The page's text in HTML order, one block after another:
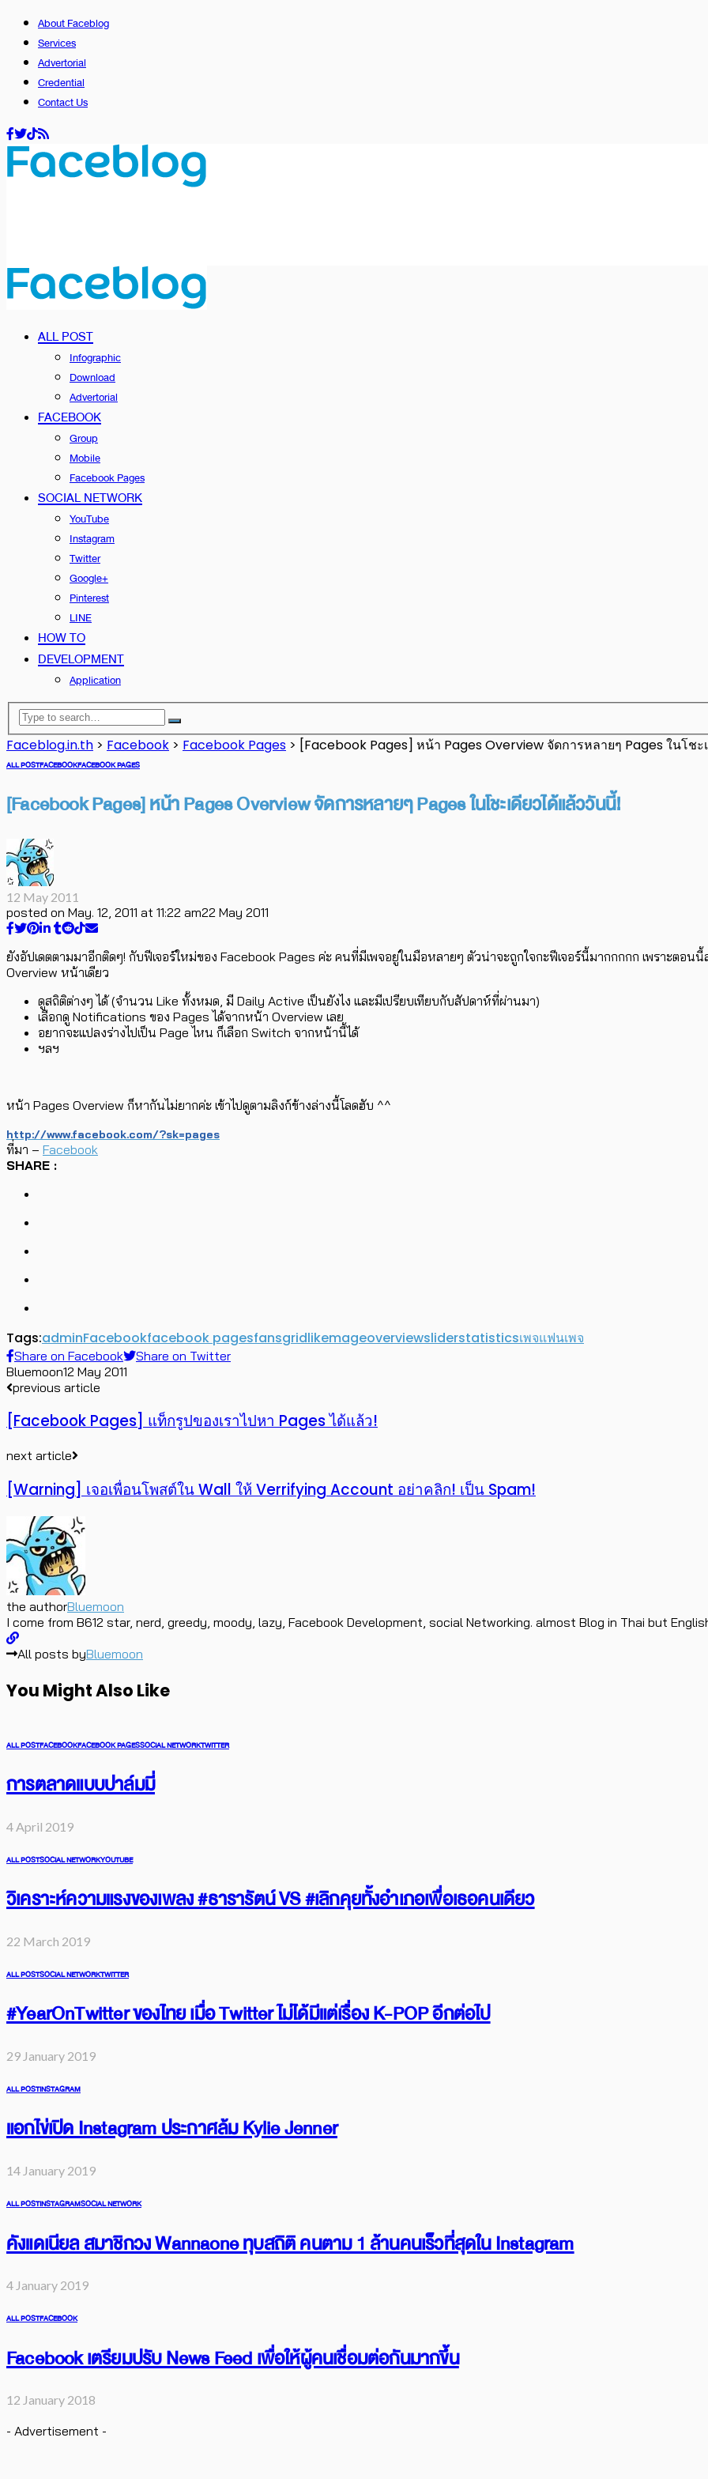
About Faceblog
Services
Advertorial
Credential
Contact Us
ALL POST
Infographic
Download
Advertorial
FACEBOOK
Group
Mobile
Facebook Pages
SOCIAL NETWORK
YouTube
Instagram
Twitter
Google+
Pinterest
LINE
HOW TO
DEVELOPMENT
Application
Faceblog.in.th > Facebook > Facebook Pages > [Facebook Pages] หน้า Pages Overview จัดการหลายๆ Pages ในโชะ
ALL POSTFACEBOOKFACEBOOK PAGES
[Facebook Pages] หน้า Pages Overview จัดการหลายๆ Pages ในโชะเดียวได้แล้ววันนี้!
12 May 2011
posted on May. 12, 2011 at 11:22 am22 May 2011
ยังอัปเดตตามมาอีกติดๆ! กับฟีเจอร์ใหม่ของ Facebook Pages ค่ะ คนที่มีเพจอยู่ในมือหลายๆ ตัวน่าจะถูกใจกะฟีเจอร์นี้มากกกกก เพราะตอ
Overview หน้าเดียว
ดูสถิติต่างๆ ได้ (จำนวน Like ทั้งหมด, มี Daily Active เป็นยังไง และมีเปรียบเทียบกับสัปดาห์ที่ผ่านมา)
เลือกดู Notifications ของ Pages ได้จากหน้า Overview เลย
อยากจะแปลงร่างไปเป็น Page ไหน ก็เลือก Switch จากหน้านี้ได้
ฯลฯ
หน้า Pages Overview ก็หากันไม่ยากค่ะ เข้าไปดูตามลิงก์ข้างล่างนี้โลดฮับ ^^
http://www.facebook.com/?sk=pages
ที่มา – Facebook
SHARE :
Tags:adminFacebookfacebook pagesfansgridlikemageoverviewsliderstatisticsเพจแฟนเพจ
Share on Facebook
Share on Twitter
Bluemoon12 May 2011
previous article
[Facebook Pages] แท็กรูปของเราไปหา Pages ได้แล้ว!
next article
[Warning] เจอเพื่อนโพสต์ใน Wall ให้ Verrifying Account อย่าคลิก! เป็น Spam!
the authorBluemoon
I come from B612 star, nerd, greedy, moody, lazy, Facebook Development, social Networking. almost Blog in Thai but
All posts byBluemoon
You Might Also Like
ALL POSTFACEBOOKFACEBOOK PAGESSOCIAL NETWORKTWITTER
การตลาดแบบปาล์มมี่
4 April 2019
ALL POSTSOCIAL NETWORKYOUTUBE
วิเคราะห์ความแรงของเพลง #ธารารัตน์ VS #เลิกคุยทั้งอำเภอเพื่อเธอคนเดียว
22 March 2019
ALL POSTSOCIAL NETWORKTWITTER
#YearOnTwitter ของไทย เมื่อ Twitter ไม่ได้มีแต่เรื่อง K-POP อีกต่อไป
29 January 2019
ALL POSTINSTAGRAM
แอกไข่เปิด Instagram ประกาศล้ม Kylie Jenner
14 January 2019
ALL POSTINSTAGRAMSOCIAL NETWORK
คังแดเนียล สมาชิกวง Wannaone ทุบสถิติ คนตาม 1 ล้านคนเร็วที่สุดใน Instagram
4 January 2019
ALL POSTFACEBOOK
Facebook เตรียมปรับ News Feed เพื่อให้ผู้คนเชื่อมต่อกันมากขึ้น
12 January 2018
- Advertisement -